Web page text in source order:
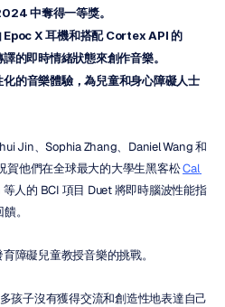
中奪得一等獎。
X 耳機和搭配 Cortex API 的
的即時情緒狀態來創作音樂。
的音樂體驗，為兒童和身心障礙人士
Jin、Sophia Zhang、Daniel Wang 和
賀他們在全球最大的大學生黑客松 Cal
人的 BCI 項目 Duet 將即時腦波性能指
。
障礙兒童教授音樂的挑戰。
孩子沒有獲得交流和創造性地表達自己